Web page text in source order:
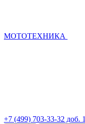
МОТОТЕХНИКА
+7 (499) 703-33-32 доб. 1